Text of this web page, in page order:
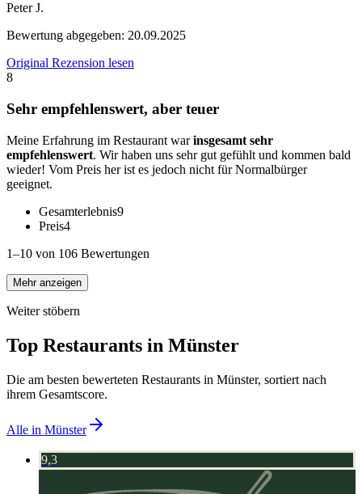
Peter J.
Bewertung abgegeben: 20.09.2025
Original Rezension lesen
8
Sehr empfehlenswert, aber teuer
Meine Erfahrung im Restaurant warinsgesamt sehr
empfehlenswert. Wir haben uns sehr gut gefühlt und kommen bald
wieder! Vom Preis her ist es jedoch nicht für Normalbürger
geeignet.
Gesamterlebnis9
Preis4
1–10 von 106 Bewertungen
Mehr anzeigen
Weiter stöbern
Top Restaurants in Münster
Die am besten bewerteten Restaurants in Münster, sortiert nach
ihrem Gesamtscore.
Alle in Münster
9,3